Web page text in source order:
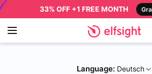
33% OFF +1 FREE MONTH
Language: Deutsch